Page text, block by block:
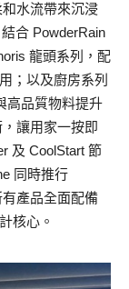
水流帶來沉浸
合 PowderRain
龍頭系列，配
；以及廚房系列
高品質物料提升
讓用家一按即
及 CoolStart 節
同時推行
有產品全面配備
核心。